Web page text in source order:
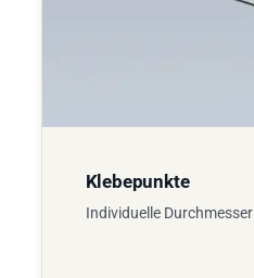
Klebepunkte
Individuelle Durchmesser